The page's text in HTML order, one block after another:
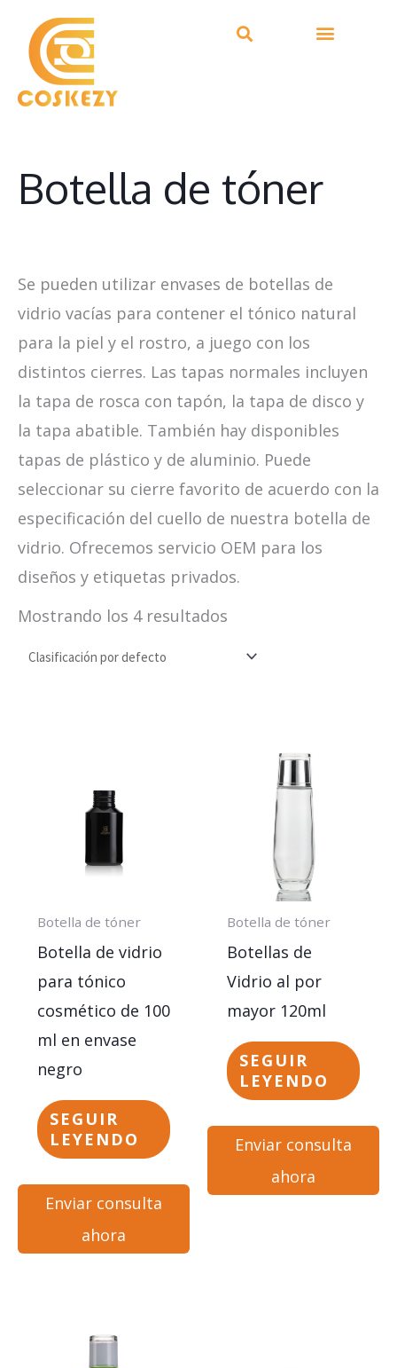
contenido
Botella de tóner
Se pueden utilizar envases de botellas de
vidrio vacías para contener el tónico natural
para la piel y el rostro, a juego con los
distintos cierres. Las tapas normales incluyen
la tapa de rosca con tapón, la tapa de disco y
la tapa abatible. También hay disponibles
tapas de plástico y de aluminio. Puede
seleccionar su cierre favorito de acuerdo con la
especificación del cuello de nuestra botella de
vidrio. Ofrecemos servicio OEM para los
diseños y etiquetas privados.
Mostrando los 4 resultados
Botella de tóner
Botella de vidrio
para tónico
cosmético de 100
ml en envase
negro
SEGUIR
LEYENDO
Enviar consulta
ahora
Botella de tóner
Botellas de
Vidrio al por
mayor 120ml
SEGUIR
LEYENDO
Enviar consulta
ahora